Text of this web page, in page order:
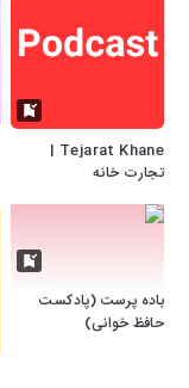
Tejarat Khane |
تجارت خانه
باده پرست (پادکست
حافظ خوانی)